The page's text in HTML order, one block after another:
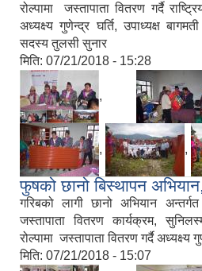
रोल्पामा जस्तापाता वितरण गर्दै
अध्यक्ष्य गुणेन्द्र घर्ति, उपाध्यक्ष
सदस्य तुलसी सुनार
मिति: 07/21/2018 - 15:28
,
, ,
फुषको छानो बिस्थापन
गरिबको लागी छानो अभियान
जस्तापाता वितरण कार्यक्रम,
रोल्पामा जस्तापाता वितरण गर्दै अध्यक्ष्य
मिति: 07/21/2018 - 15:07